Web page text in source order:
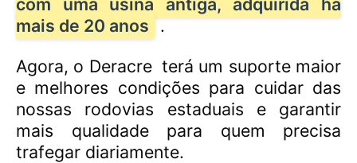
mais de 20 anos
.
Agora, o Deracre terá um suporte maior
e melhores condições para cuidar das
nossas rodovias estaduais e garantir
mais qualidade para quem precisa
trafegar diariamente.